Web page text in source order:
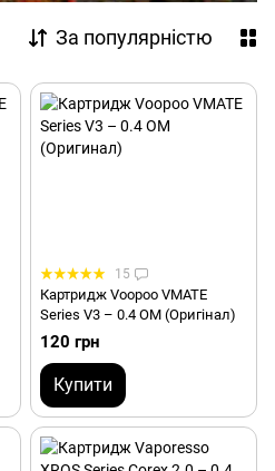
За популярністю
15
Картридж Voopoo VMATE
Series V3 – 0.4 ОМ (Оригінал)
120 грн
Купити